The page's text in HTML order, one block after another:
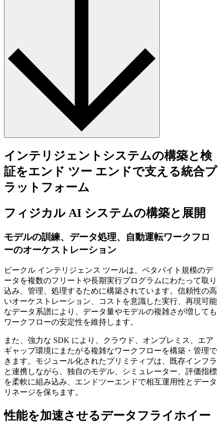
インテリジェントシステムの構築と検
証をエンド ツー エンドで支える統合プ
ラットフォーム
フィジカル AI システムの構築と展開
モデルの訓練、データ処理、自動運転ワークフロ
ーのオーケストレーション
ビークル インテリジェンス ツールは、ペタバイト規模のデ
ータを複数のフリートや長期実行プログラムにわたって取り
込み、管理、処理するために構築されています。信頼性の高
いオーケストレーション、コストを意識した実行、再現可能
なデータ系譜により、データ量やモデルの複雑さが増しても
ワークフローの安定性を維持します。
また、強力な SDK により、クラウド、オンプレミス、エア
ギャップ環境にまたがる複雑なワークフローを構築・管理で
きます。モジュール化されたプリミティブは、既存インフラ
と連携しながら、独自のモデル、シミュレーター、評価指標
を柔軟に組み込み、エンドツーエンドで相互運用性とデータ
リネージを保ちます。
性能を加速させるデータフライホイー